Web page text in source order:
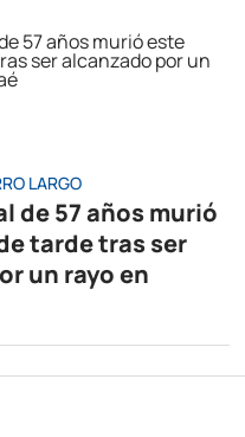
LARGO
de 57 años murió
tarde tras ser
un rayo en